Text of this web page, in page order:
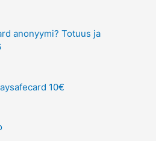
anonyymi? Totuus ja
10€